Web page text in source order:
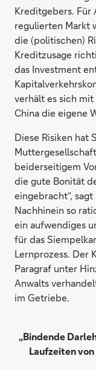
Kreditgebers. Für
regulierten Markt
die (politischen)
Kreditzusage
das Investment
verhält es sich
China die eigene
Diese Risiken hat
beiderseitigem
die gute Bonität
eingebracht“,
Nachhinein so
ein aufwendiges
für das
Lernprozess. Der
Paragraf unter
Anwalts
im Getriebe.
„Bindende
Laufzeiten von